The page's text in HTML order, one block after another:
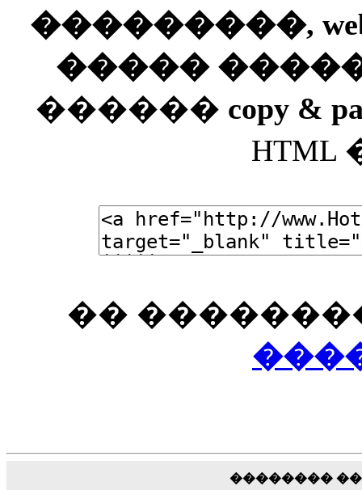
���������,
�����
������ copy &
��
��������